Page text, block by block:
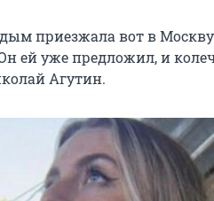
приезжала вот в
ей уже предложил, и
Агутин.